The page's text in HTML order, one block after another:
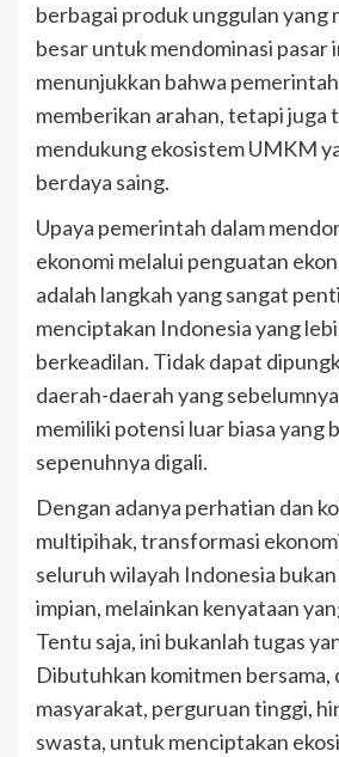
berbagai produk unggulan yang
besar untuk mendominasi pasar
menunjukkan bahwa
memberikan arahan, tetapi juga
mendukung ekosistem UMKM
berdaya saing.
Upaya pemerintah dalam
ekonomi melalui penguatan
adalah langkah yang sangat
menciptakan Indonesia yang
berkeadilan. Tidak dapat
daerah-daerah yang
memiliki potensi luar biasa yang
sepenuhnya digali.
Dengan adanya perhatian dan
multipihak, transformasi
seluruh wilayah Indonesia
impian, melainkan kenyataan
Tentu saja, ini bukanlah tugas
Dibutuhkan komitmen bersama,
masyarakat, perguruan tinggi,
swasta, untuk menciptakan